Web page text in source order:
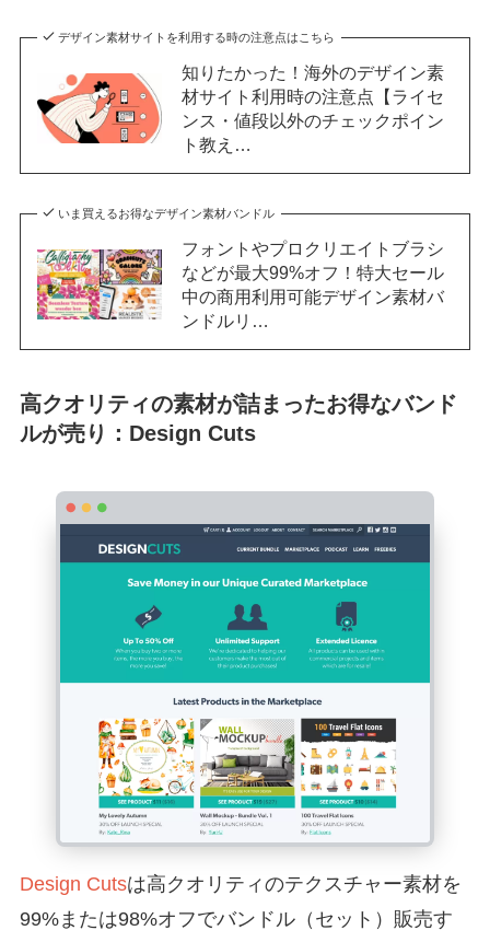
デザイン素材サイトを利用する時の注意点はこちら
知りたかった！海外のデザイン素
材サイト利用時の注意点【ライセ
ンス・値段以外のチェックポイン
ト教え…
いま買えるお得なデザイン素材バンドル
フォントやプロクリエイトブラシ
などが最大99%オフ！特大セール
中の商用利用可能デザイン素材バ
ンドルリ…
高クオリティの素材が詰まったお得なバンド
ルが売り：Design Cuts
Design Cutsは高クオリティのテクスチャー素材を
99%または98%オフでバンドル（セット）販売す